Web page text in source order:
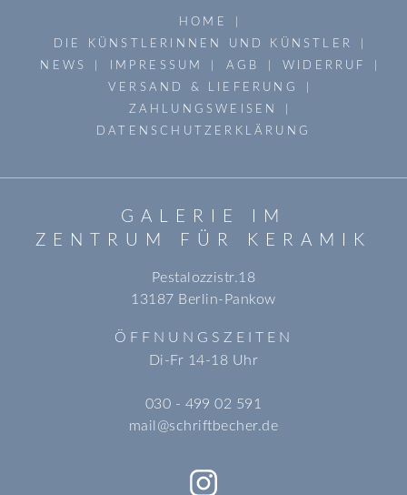
HOME
DIE KÜNSTLERINNEN UND KÜNSTLER
NEWS
IMPRESSUM AGB
WIDERRUF
VERSAND & LIEFERUNG
ZAHLUNGSWEISEN
DATENSCHUTZERKLÄRUNG
GALERIE IM
ZENTRUM FÜR KERAMIK
Pestalozzistr.18
13187 Berlin-Pankow
ÖFFNUNGSZEITEN
Di-Fr 14-18 Uhr
030 - 499 02 591
mail@schriftbecher.de